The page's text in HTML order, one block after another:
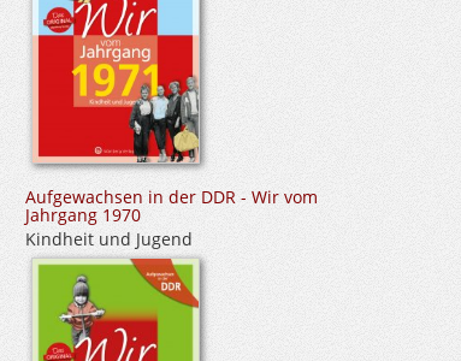
Aufgewachsen in der DDR - Wir vom
Jahrgang 1970
Kindheit und Jugend